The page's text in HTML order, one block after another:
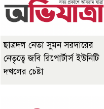
ছাত্রদল নেতা সুমন সরদারের
নেতৃত্বে জবি রিপোর্টার্স ইউনিটি
দখলের চেষ্টা